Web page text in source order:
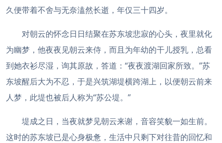
久便带着不舍与无奈溘然长逝，年仅三十四岁。
对朝云的怀念日日结聚在苏东坡悲寂的心头，夜里就化
为幽梦，他夜夜见朝云来侍，而且为年幼的干儿授乳，总看
到她衣衫尽湿，询其原故，答道：“夜夜渡湖回家所致。”苏
东坡醒后大为不忍，于是兴筑湖堤横跨湖上，以便朝云前来
人梦，此堤也被后人称为“苏公堤。”
堤成之日，当夜就梦见朝云来谢，音容笑貌一如生前。
这时的苏东坡已是心身极惫，生活中只剩下对往昔的回忆和